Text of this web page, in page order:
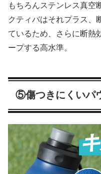
もちろんステンレス真空
クティバはそれプラス、
ているため、さらに断熱
ープする高水準。
⑤傷つきにくいパ